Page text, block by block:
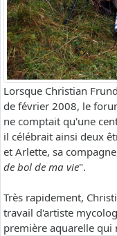
Lorsque Christian
de février 2008, le
ne comptait qu'une
il célébrait ainsi deux
et Arlette, sa
de bol de ma vie".
Très rapidement,
travail d'artiste
première aquarelle qui